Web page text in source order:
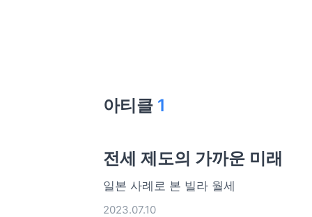
아티클 1
전세 제도의 가까운 미래
일본 사례로 본 빌라 월세
2023.07.10